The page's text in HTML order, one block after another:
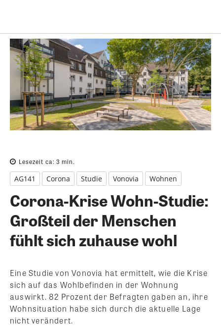
Lesezeit ca: 3 min.
AG141 Corona Studie Vonovia Wohnen
Corona-Krise Wohn-Studie:
Großteil der Menschen
fühlt sich zuhause wohl
Eine Studie von Vonovia hat ermittelt, wie die Krise
sich auf das Wohlbefinden in der Wohnung
auswirkt. 82 Prozent der Befragten gaben an, ihre
Wohnsituation habe sich durch die aktuelle Lage
nicht verändert.